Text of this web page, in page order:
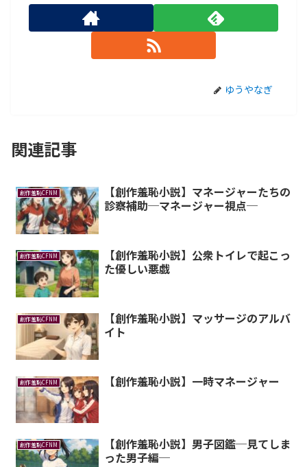
ゆうやなぎ
関連記事
創作羞恥CFNM
【創作羞恥小説】マネージャーたちの
診察補助─マネージャー視点─
創作羞恥CFNM
【創作羞恥小説】公衆トイレで起こっ
た優しい悪戯
創作羞恥CFNM
【創作羞恥小説】マッサージのアルバ
イト
創作羞恥CFNM 【創作羞恥小説】一時マネージャー
創作羞恥CFNM
【創作羞恥小説】男子図鑑─見てしま
った男子編─